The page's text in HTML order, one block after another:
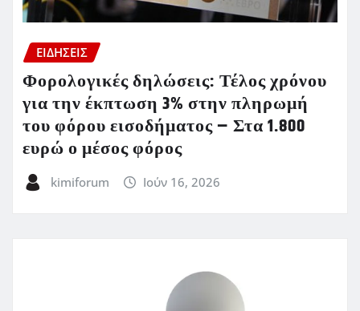
ΕΙΔΗΣΕΙΣ
Φορολογικές δηλώσεις: Τέλος χρόνου
για την έκπτωση 3% στην πληρωμή
του φόρου εισοδήματος – Στα 1.800
ευρώ ο μέσος φόρος
kimiforum Ιούν 16, 2026